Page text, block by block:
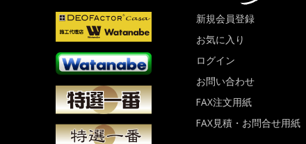
新規会員登録
お気に入り
ログイン
お問い合わせ
FAX注文用紙
FAX見積・お問合せ用紙